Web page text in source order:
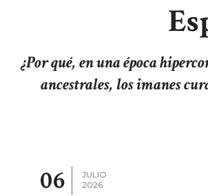
¿Por qué, en una época
ancestrales, los imanes
06
JULIO
2026